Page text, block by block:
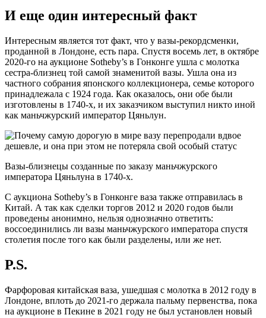
И еще один интересный факт
Интересным является тот факт, что у вазы-рекордсменки,
проданной в Лондоне, есть пара. Спустя восемь лет, в октябре
2020-го на аукционе Sotheby’s в Гонконге ушла с молотка
сестра-близнец той самой знаменитой вазы. Ушла она из
частного собрания японского коллекционера, семье которого
принадлежала с 1924 года. Как оказалось, они обе были
изготовлены в 1740-х, и их заказчиком выступил никто иной
как маньчжурский император Цяньлун.
Вазы-близнецы созданные по заказу маньчжурского
императора Цяньлуна в 1740-х.
С аукциона Sotheby’s в Гонконге ваза также отправилась в
Китай. А так как сделки торгов 2012 и 2020 годов были
проведены анонимно, нельзя однозначно ответить:
воссоединились ли вазы маньчжурского императора спустя
столетия после того как были разделены, или же нет.
P.S.
Фарфоровая китайская ваза, ушедшая с молотка в 2012 году в
Лондоне, вплоть до 2021-го держала пальму первенства, пока
на аукционе в Пекине в 2021 году не был установлен новый